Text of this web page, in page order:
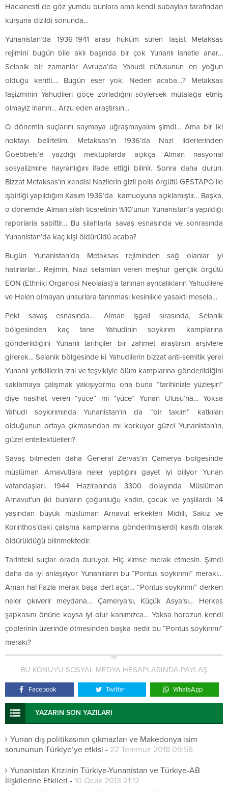
Hacıanesti de göz yumdu bunlara ama kendi subayları tarafından
kurşuna dizildi sonunda…
Yunanistan’da 1936-1941 arası hüküm süren faşist Metaksas
rejimini bugün bile aklı başında bir çok Yunanlı lanetle anar…
Selanik bir zamanlar Avrupa’da Yahudi nüfusunun en yoğun
olduğu kentti…. Bugün eser yok. Neden acaba…? Metaksas
faşizminin Yahudileri göçe zorladığını söylersek mütalağa etmiş
olmayız inanın… Arzu eden araştırsın…
O dönemin suçlarını saymaya uğraşmayalım şimdi… Ama bir iki
noktayı belirtelim. Metaksas’ın 1936’da Nazi liderlerinden
Goebbels’e yazdığı mektuplarda açıkça Alman nasyonal
sosyalizmine hayranlığını ifade ettiği bilinir. Sonra daha durun.
Bizzat Metaksas’ın kendisi Nazilerin gizli polis örgütü GESTAPO ile
işbirliği yapıldığını Kasım 1936’da kamuoyuna açıklamıştır… Başka,
o dönemde Alman silah ticaretinin %10’unun Yunanistan’a yapıldığı
raporlarla sabittir… Bu silahlarla savaş esnasında ve sonrasında
Yunanistan’da kaç kişi öldürüldü acaba?
Bugün Yunanistan’da Metaksas rejiminden sağ olanlar iyi
hatırlarlar… Rejimin, Nazi selamları veren meşhur gençlik örgütü
EON (Ethniki Organosi Neolaias)’a tanınan ayrıcalıkların Yahudilere
ve Helen olmayan unsurlara tanınması kesinlikle yasaktı mesela…
Peki savaş esnasında… Alman işgali sırasında, Selanik
bölgesinden kaç tane Yahudinin soykırım kamplarına
gönderildiğini Yunanlı tarihçiler bir zahmet araştırsın arşivlere
girerek… Selanik bölgesinde ki Yahudilerin bizzat anti-semitik yerel
Yunanlı yetkililerin izni ve teşvikiyle ölüm kamplarına gönderildiğini
saklamaya çalışmak yakışıyormu ona buna “tarihinizle yüzleşin”
diye nasihat veren “yüce” mi “yüce” Yunan Ulusu’na… Yoksa
Yahudi soykırımında Yunanistan’ın da “bir takım” katkıları
olduğunun ortaya çıkmasından mı korkuyor güzel Yunanistan’ın,
güzel entellektüelleri?
Savaş bitmeden daha General Zervas’ın Çamerya bölgesinde
müslüman Arnavutlara neler yaptığını gayet iyi biliyor Yunan
vatandaşları. 1944 Haziranında 3300 dolayında Müslüman
Arnavut’un (ki bunların çoğunluğu kadın, çocuk ve yaşlılardı. 14
yaşından büyük müslüman Arnavut erkekleri Midilli, Sakız ve
Korinthos’daki çalışma kamplarına gönderilmişlerdi) kasıtlı olarak
öldürüldüğü bilinmektedir.
Tarihteki suçlar orada duruyor. Hiç kimse merak etmesin. Şimdi
daha da iyi anlaşılıyor Yunanlıların bu “Pontus soykırımı” merakı…
Aman ha! Fazla merak başa dert açar… “Pontus soykırımı” derken
neler çıkıverir meydana… Çamerya’sı, Küçük Asya’sı… Herkes
şapkasını önüne koysa iyi olur kanımızca… Yoksa horozun kendi
çöplerinin üzerinde ötmesinden başka nedir bu “Pontus soykırımı”
merakı?
BU KONUYU SOSYAL MEDYA HESAPLARINDA PAYLAŞ
Facebook Twitter WhatsApp
YAZARIN SON YAZILARI
Yunan dış politikasının çıkmazları ve Makedonya isim
sorununun Türkiye’ye etkisi - 22 Temmuz 2018 09:58
Yunanistan Krizinin Türkiye-Yunanistan ve Türkiye-AB
İlişkilerine Etkileri - 10 Ocak 2013 21:12